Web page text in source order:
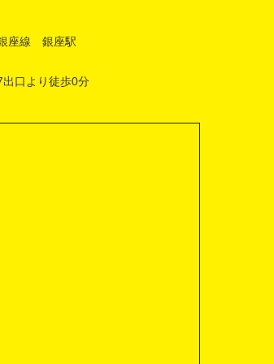
座線 銀座駅
口より徒歩0分